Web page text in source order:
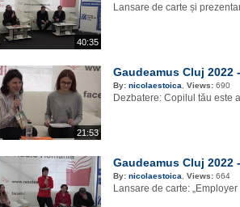
40:35
Lansare de carte și
21:53
Gaudeamus Cluj 2022
By: nicolaestoica Views: 690
Dezbatere: Copilul tău este
Gaudeamus Cluj 2022
By: nicolaestoica Views: 664
Lansare de carte: